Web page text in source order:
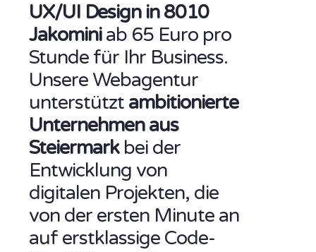
UX/UI Design in 8010
Jakominiab 65 Euro pro
Stunde für Ihr Business.
Unsere Webagentur
unterstützt ambitionierte
Unternehmen aus
Steiermarkbei der
Entwicklung von
digitalen Projekten, die
von der ersten Minute an
auf erstklassige Code-